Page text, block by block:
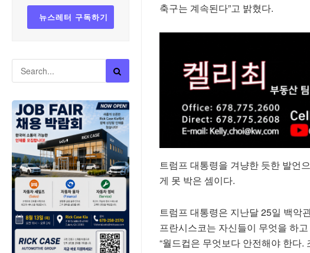
축구는 계속된다”고 밝혔다.
트럼프 대통령을 겨냥한 듯한 발언
게 못 박은 셈이다.
트럼프 대통령은 지난달 25일 백악
프란시스코는 자신들이 무엇을 하
“월드컵은 무엇보다 안전해야 한다